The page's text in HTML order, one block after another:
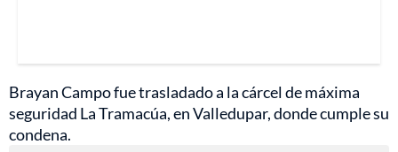
Brayan Campo fue trasladado a la cárcel de máxima
seguridad La Tramacúa, en Valledupar, donde cumple su
condena.